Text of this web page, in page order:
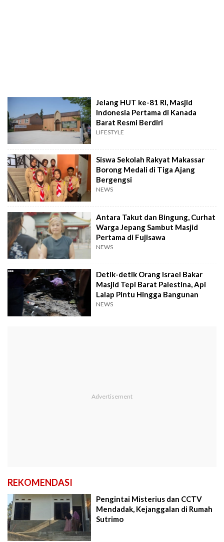
Jelang HUT ke-81 RI, Masjid
Indonesia Pertama di Kanada
Barat Resmi Berdiri
LIFESTYLE
Siswa Sekolah Rakyat Makassar
Borong Medali di Tiga Ajang
Bergengsi
NEWS
Antara Takut dan Bingung, Curhat
Warga Jepang Sambut Masjid
Pertama di Fujisawa
NEWS
Detik-detik Orang Israel Bakar
Masjid Tepi Barat Palestina, Api
Lalap Pintu Hingga Bangunan
NEWS
REKOMENDASI
Pengintai Misterius dan CCTV
Mendadak, Kejanggalan di Rumah
Sutrimo